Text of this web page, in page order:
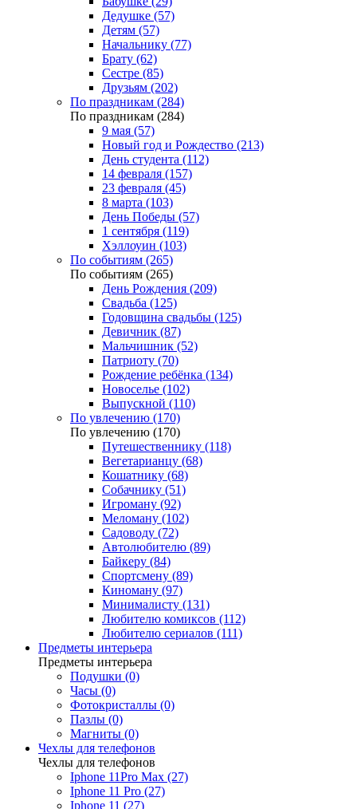
Дедушке (57)
Детям (57)
Начальнику (77)
Брату (62)
Сестре (85)
Друзьям (202)
По праздникам (284)
По праздникам (284)
9 мая (57)
Новый год и Рождество (213)
День студента (112)
14 февраля (157)
23 февраля (45)
8 марта (103)
День Победы (57)
1 сентября (119)
Хэллоуин (103)
По событиям (265)
По событиям (265)
День Рождения (209)
Свадьба (125)
Годовщина свадьбы (125)
Девичник (87)
Мальчишник (52)
Патриоту (70)
Рождение ребёнка (134)
Новоселье (102)
Выпускной (110)
По увлечению (170)
По увлечению (170)
Путешественнику (118)
Вегетарианцу (68)
Кошатнику (68)
Собачнику (51)
Игроману (92)
Меломану (102)
Садоводу (72)
Автолюбителю (89)
Байкеру (84)
Спортсмену (89)
Киноману (97)
Минималисту (131)
Любителю комиксов (112)
Любителю сериалов (111)
Предметы интерьера
Предметы интерьера
Подушки (0)
Часы (0)
Фотокристаллы (0)
Пазлы (0)
Магниты (0)
Чехлы для телефонов
Чехлы для телефонов
Iphone 11Pro Max (27)
Iphone 11 Pro (27)
Iphone 11 (27)